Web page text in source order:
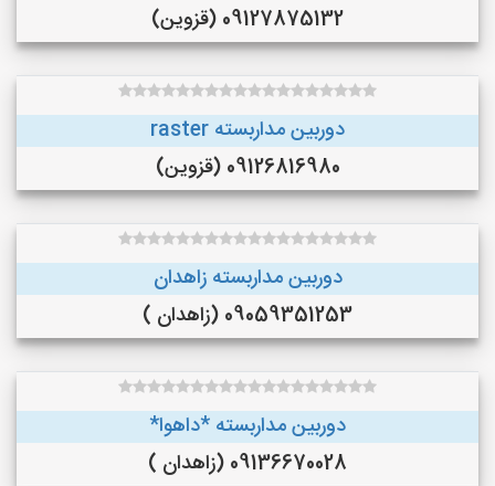
09127875132 (قزوین)
دوربین مداربسته raster
09126816980 (قزوین)
دوربین مداربسته زاهدان
09059351253 (زاهدان )
دوربین مداربسته *داهوا*
09136670028 (زاهدان )